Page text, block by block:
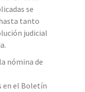
se
tanto
judicial
nómina de
en el Boletín